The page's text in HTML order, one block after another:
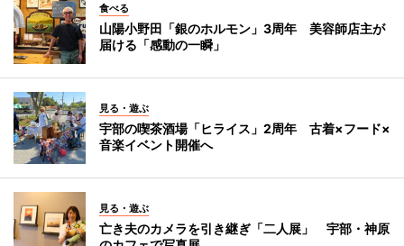
食べる
山陽小野田「銀のホルモン」3周年 美容師店主が
届ける「感動の一瞬」
見る・遊ぶ
宇部の喫茶酒場「ヒライス」2周年 古着×フード×
音楽イベント開催へ
見る・遊ぶ
亡き夫のカメラを引き継ぎ「二人展」 宇部・神原